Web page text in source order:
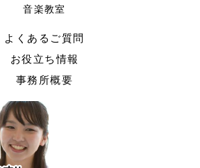
音楽教室
よくあるご質問
お役立ち情報
事務所概要